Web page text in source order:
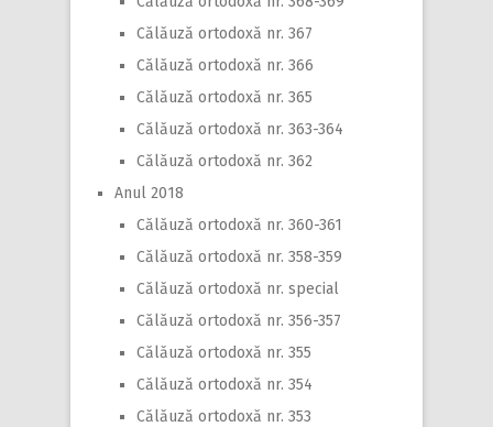
Călăuză ortodoxă nr. 367
Călăuză ortodoxă nr. 366
Călăuză ortodoxă nr. 365
Călăuză ortodoxă nr. 363-364
Călăuză ortodoxă nr. 362
Anul 2018
Călăuză ortodoxă nr. 360-361
Călăuză ortodoxă nr. 358-359
Călăuză ortodoxă nr. special
Călăuză ortodoxă nr. 356-357
Călăuză ortodoxă nr. 355
Călăuză ortodoxă nr. 354
Călăuză ortodoxă nr. 353